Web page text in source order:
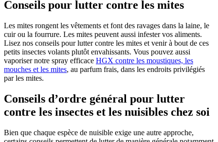
Conseils pour lutter contre les mites
Les mites rongent les vêtements et font des ravages dans la laine, le
cuir ou la fourrure. Les mites peuvent aussi infester vos aliments.
Lisez nos conseils pour lutter contre les mites et venir à bout de ces
petits insectes volants plutôt envahissants. Vous pouvez aussi
vaporiser notre spray efficace HGX contre les moustiques, les
mouches et les mites, au parfum frais, dans les endroits privilégiés
par les mites.
Conseils d’ordre général pour lutter
contre les insectes et les nuisibles chez soi
Bien que chaque espèce de nuisible exige une autre approche,